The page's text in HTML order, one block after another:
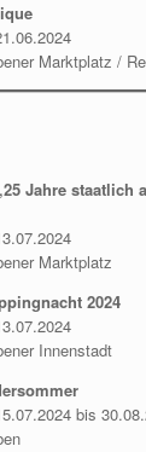
Marktplatz /
Jahre staatlich
Marktplatz
2024
Innenstadt
bis